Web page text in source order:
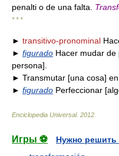
penalti o de una falta.
* * *
► transitivo-pronominal
► figurado Hacer mudar
persona].
► Transmutar [una cosa] en
► figurado Perfeccionar
Enciclopedia Universal. 2012
Игры ⚽
Нужно решить